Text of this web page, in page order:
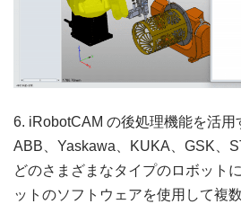
6. iRobotCAM の後処理機能を活用
ABB、Yaskawa、KUKA、GSK、
どのさまざまなタイプのロボット
ットのソフトウェアを使用して複